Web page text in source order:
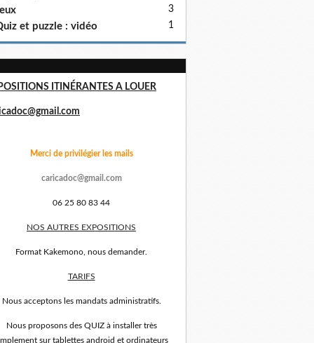
3
et puzzle : vidéo 1
ITINÉRANTES A LOUER
Merci de privilégier les mails
caricadoc@gmail.com
06 25 80 83 44
NOS AUTRES EXPOSITIONS
Format Kakemono, nous demander.
TARIFS
Nous acceptons les mandats administratifs.
Nous proposons des QUIZ à installer très
sur tablettes android et ordinateurs